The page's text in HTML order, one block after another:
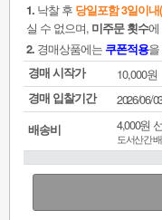
1. 낙찰 후 당일포함 3일이내
실 수 없으며, 미주문 횟수
2. 경매상품에는 쿠폰적용을
경매 시작가 10,000원
경매 입찰기간 2026/06/
배송비 4,000원
도서산간